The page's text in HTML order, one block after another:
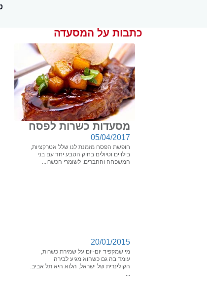
כתבות על המסעדה
מסעדות כשרות לפסח
05/04/2017
חופשת הפסח מזמנת לנו שלל אטרקציות,
בילויים וטיולים בחיק הטבע יחד עם בני
המשפחה והחברים. לשומרי הכשרו...
20/01/2015
מי שמקפיד יום-יום על שמירת כשרות,
עומד בה גם כשהוא מגיע לבירה
הקולינרית של ישראל, הלוא היא תל אביב.
...